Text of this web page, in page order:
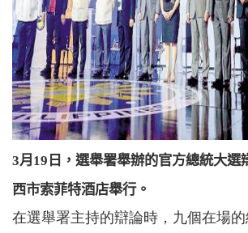
3月19 日，選舉署舉辦的官方總統大選
西市索菲特酒店舉行。
在選舉署主持的辯論時，九個在場